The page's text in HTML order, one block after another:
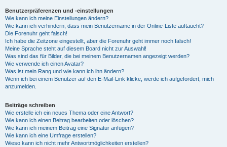
Benutzerpräferenzen und -einstellungen
Wie kann ich meine Einstellungen ändern?
Wie kann ich verhindern, dass mein Benutzername in der Online-Liste auftaucht?
Die Forenuhr geht falsch!
Ich habe die Zeitzone eingestellt, aber die Forenuhr geht immer noch falsch!
Meine Sprache steht auf diesem Board nicht zur Auswahl!
Was sind das für Bilder, die bei meinem Benutzernamen angezeigt werden?
Wie verwende ich einen Avatar?
Was ist mein Rang und wie kann ich ihn ändern?
Wenn ich bei einem Benutzer auf den E-Mail-Link klicke, werde ich aufgefordert, mich
anzumelden.
Beiträge schreiben
Wie erstelle ich ein neues Thema oder eine Antwort?
Wie kann ich einen Beitrag bearbeiten oder löschen?
Wie kann ich meinem Beitrag eine Signatur anfügen?
Wie kann ich eine Umfrage erstellen?
Wieso kann ich nicht mehr Antwortmöglichkeiten erstellen?